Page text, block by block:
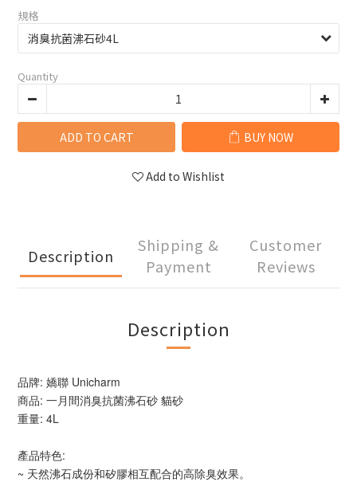
規格
Quantity
ADD TO CART BUY NOW
Add to Wishlist
Description
Shipping &
Payment
Customer
Reviews
Description
品牌: 嬌聯 Unicharm
商品: 一月間消臭抗菌沸石砂 貓砂
重量: 4L
產品特色:
~ 天然沸石成份和矽膠相互配合的高除臭效果。